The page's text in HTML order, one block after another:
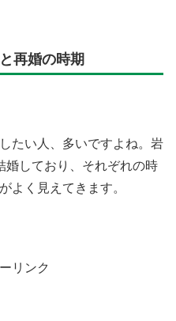
再婚の時期
たい人、多いですよね。岩
婚しており、それぞれの時
よく見えてきます。
リンク